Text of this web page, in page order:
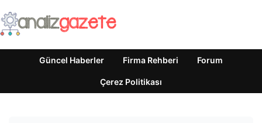
Güncel Haberler Firma Rehberi Forum
Çerez Politikası